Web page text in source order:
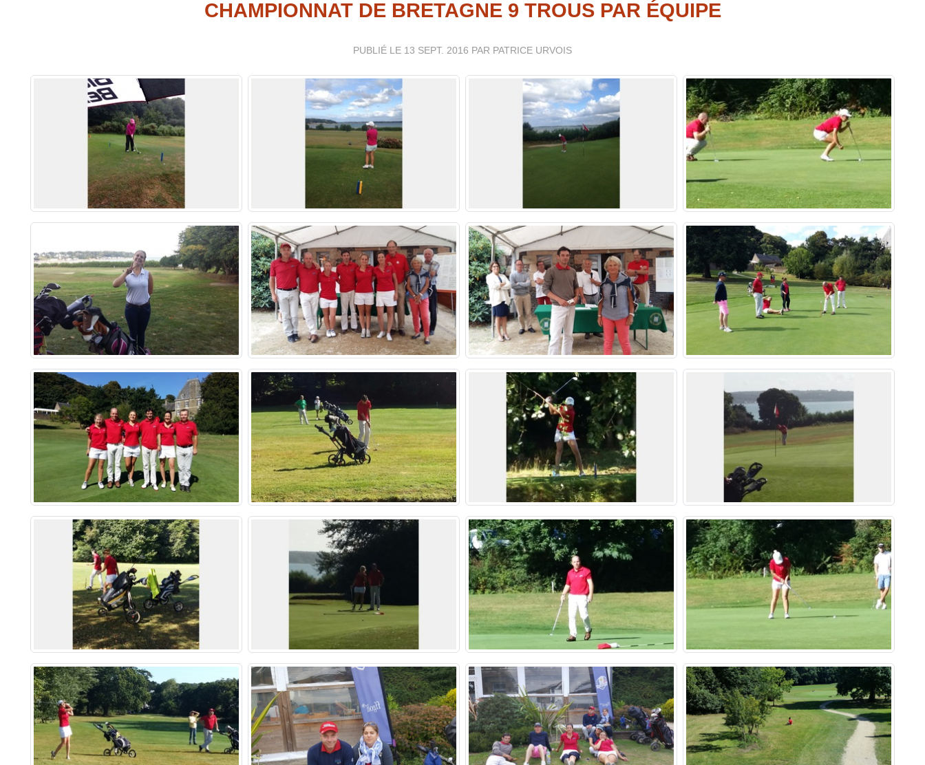
CHAMPIONNAT DE BRETAGNE 9 TROUS PAR ÉQUIPE
PUBLIÉ LE 13 SEPT. 2016 PAR PATRICE URVOIS